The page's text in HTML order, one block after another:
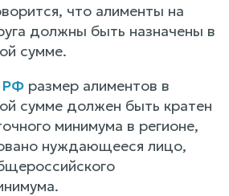
что алименты на
должны быть назначены в
сумме.
РФ размер алиментов в
сумме должен быть кратен
минимума в регионе,
нуждающееся лицо,